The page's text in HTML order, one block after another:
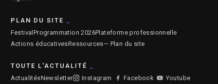
PLAN DU SITE
Festival Programmation 2026Plateforme professionnelle
Actions éducativesRessources— Plan du site
TOUTE L'ACTUALITÉ
ActualitésNewsletter Instagram Facebook Youtube